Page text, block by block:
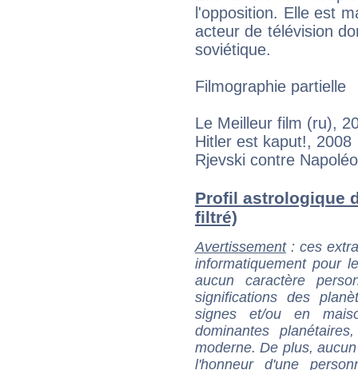
l'opposition. Elle est
acteur de télévision
soviétique.
Filmographie partielle
Le Meilleur film (ru),
Hitler est kaput!, 2008
Rjevski contre
Profil astrologique
filtré)
Avertissement: ces
informatiquement pour
aucun caractère
significations des
signes et/ou en
dominantes
moderne. De plus,
l'honneur d'une